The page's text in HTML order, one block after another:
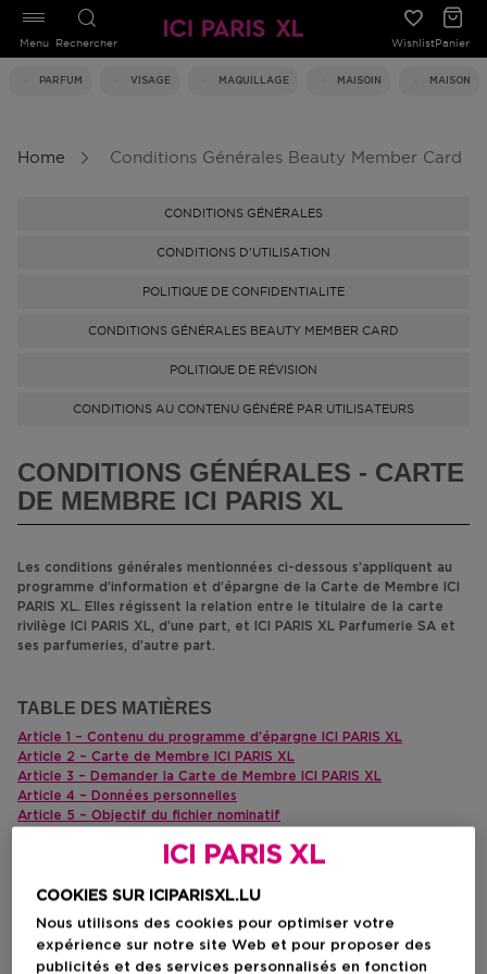
Rechercher WishlistPanier
PARFUM VISAGE MAQUILLAGE MAISOIN MAISON
Menu
Home Conditions Générales Beauty Member Card
CONDITIONS GÉNÉRALES
CONDITIONS D'UTILISATION
POLITIQUE DE CONFIDENTIALITE
CONDITIONS GÉNÉRALES BEAUTY MEMBER CARD
POLITIQUE DE RÉVISION
CONDITIONS AU CONTENU GÉNÉRÉ PAR UTILISATEURS
CONDITIONS GÉNÉRALES - CARTE
DE MEMBRE ICI PARIS XL
Les conditions générales mentionnées ci-dessous s’appliquent au
programme d’information et d’épargne de la Carte de Membre ICI
PARIS XL. Elles régissent la relation entre le titulaire de la carte
rivilège ICI PARIS XL, d’une part, et ICI PARIS XL Parfumerie SA et
ses parfumeries, d’autre part.
TABLE DES MATIÈRES
Article 1 – Contenu du programme d’épargne ICI PARIS XL
Article 2 – Carte de Membre ICI PARIS XL
Article 3 – Demander la Carte de Membre ICI PARIS XL
Article 4 – Données personnelles
Article 5 – Objectif du fichier nominatif
Article 7 – Perte ou vol
Article 9 – Modification / fin du programme
Article 11 – La confidentialité est un sujet extrêmement sérieux à
nos yeux
ICI PARIS XL
COOKIES SUR ICIPARISXL.LU
Nous utilisons des cookies pour optimiser votre
expérience sur notre site Web et pour proposer des
publicités et des services personnalisés en fonction